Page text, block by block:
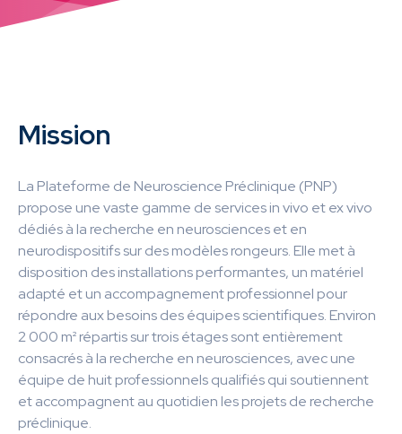
Mission
La Plateforme de Neuroscience Préclinique (PNP)
propose une vaste gamme de services in vivo et ex vivo
dédiés à la recherche en neurosciences et en
neurodispositifs sur des modèles rongeurs. Elle met à
disposition des installations performantes, un matériel
adapté et un accompagnement professionnel pour
répondre aux besoins des équipes scientifiques. Environ
2 000 m² répartis sur trois étages sont entièrement
consacrés à la recherche en neurosciences, avec une
équipe de huit professionnels qualifiés qui soutiennent
et accompagnent au quotidien les projets de recherche
préclinique.